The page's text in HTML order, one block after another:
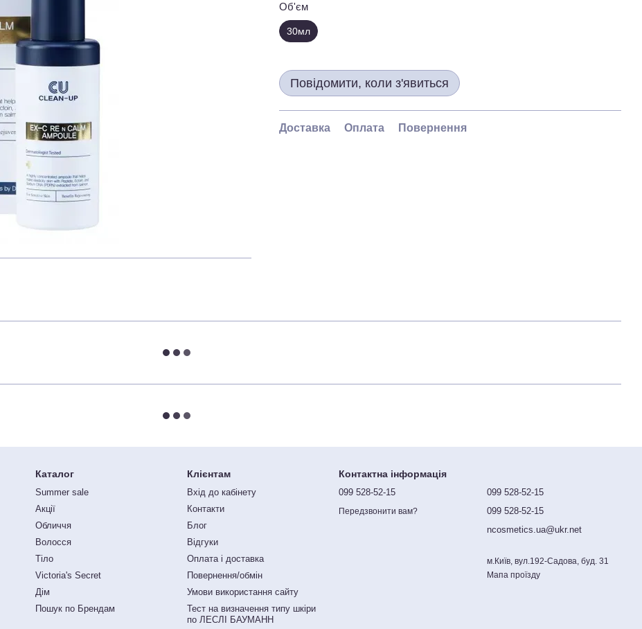
Об'єм
30мл
Повідомити, коли з'явиться
Доставка Оплата Повернення
Каталог
Summer sale
Акції
Обличчя
Волосся
Тіло
Victoria's Secret
Дім
Пошук по Брендам
Клієнтам
Вхід до кабінету
Контакти
Блог
Відгуки
Оплата і доставка
Повернення/обмін
Умови використання сайту
Тест на визначення типу шкіри
по ЛЕСЛІ БАУМАНН
Контактна інформація
099 528-52-15
Передзвонити вам?
099 528-52-15
099 528-52-15
ncosmetics.ua@ukr.net
м.Київ, вул.192-Садова, буд. 31
Мапа проїзду